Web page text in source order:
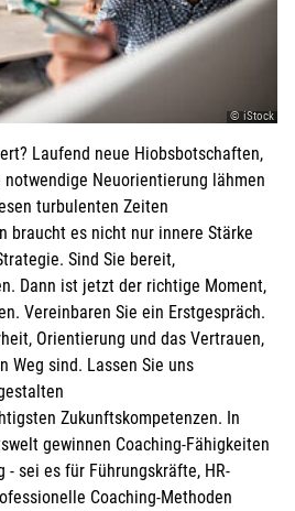
© iStock
Laufend neue Hiobsbotschaften,
Neuorientierung lähmen
turbulenten Zeiten
braucht es nicht nur innere Stärke
Sind Sie bereit,
Dann ist jetzt der richtige Moment,
Vereinbaren Sie ein Erstgespräch.
Orientierung und das Vertrauen,
Weg sind. Lassen Sie uns
Zukunftskompetenzen. In
gewinnen Coaching-Fähigkeiten
- sei es für Führungskräfte, HR-
Coaching-Methoden